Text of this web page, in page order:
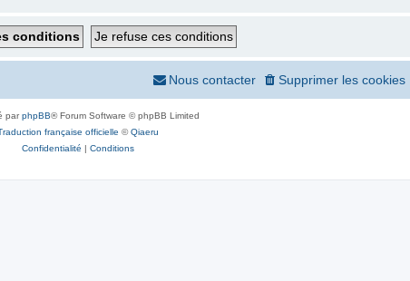
Supprimer les cookies
Nous contacter
parphpBB® Forum Software © phpBB Limited
française officielle ©Qiaeru
Confidentialité | Conditions